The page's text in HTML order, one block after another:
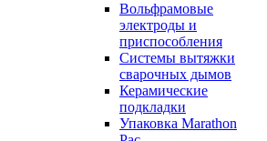
Вольфрамовые
электроды и
приспособления
Системы вытяжки
сварочных дымов
Керамические
подкладки
Упаковка Marathon